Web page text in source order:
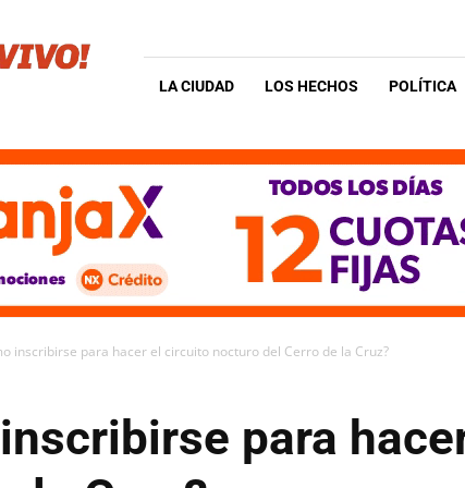
LA CIUDAD LOS HECHOS POLÍTICA
inscribirse para hacer el circuito nocturo del Cerro de la Cruz?
para